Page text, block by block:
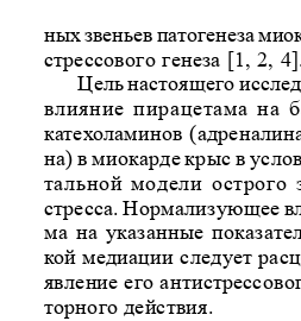
íûõ çâåíüåâ ïàòîãåíåçà
ñòðåññîâîãî ãåíåçà [1, 2, 4].
Öåëü íàñòîÿùåãî
âëèÿíèå  ïèðàöåòàìà  íà
êàòåõîëàìèíîâ
íà) â ìèîêàðäå êðûñ â
òàëüíîé  ìîäåëè
ñòðåññà. Íîðìàëèçóþùåå
ìà  íà  óêàçàííûå
êîé ìåäèàöèè ñëåäóåò
ÿâëåíèå åãî
òîðíîãî äåéñòâèÿ.